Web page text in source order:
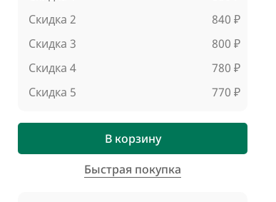
Скидка 2
840 ₽
Скидка 3
800 ₽
Скидка 4
780 ₽
Скидка 5
770 ₽
В корзину
Быстрая покупка